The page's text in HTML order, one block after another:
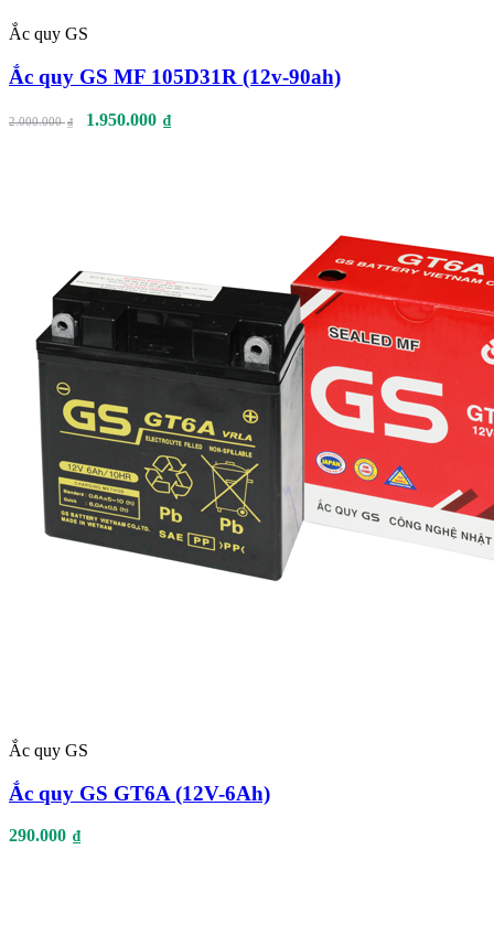
Ắc quy GS
Ắc quy GS MF 105D31R (12v-90ah)
2.000.000 ₫ 1.950.000 ₫
Ắc quy GS
Ắc quy GS GT6A (12V-6Ah)
290.000 ₫